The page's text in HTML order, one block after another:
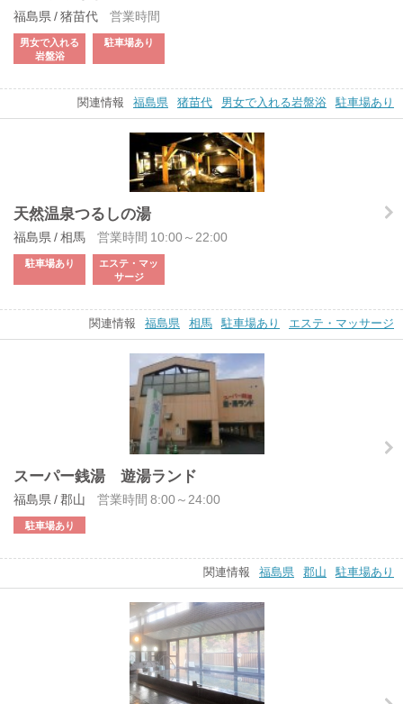
福島県 / 猪苗代 営業時間
男女で入れる
岩盤浴
駐車場あり
関連情報 福島県 猪苗代 男女で入れる岩盤浴 駐車場あり
天然温泉つるしの湯
福島県 / 相馬 営業時間 10:00～22:00
駐車場あり
エステ・マッ
サージ
関連情報 福島県 相馬 駐車場あり エステ・マッサージ
スーパー銭湯 遊湯ランド
福島県 / 郡山 営業時間 8:00～24:00
駐車場あり
関連情報 福島県 郡山 駐車場あり